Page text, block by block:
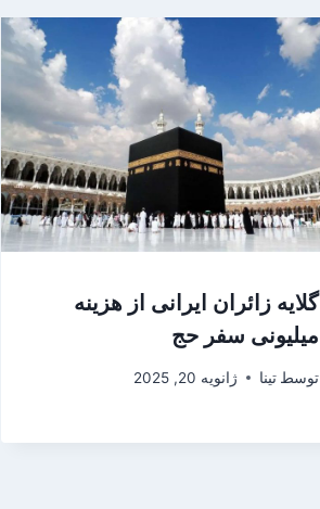
گلایه زائران ایرانی از هزینه
میلیونی سفر حج
توسط تینا ژانویه 20, 2025